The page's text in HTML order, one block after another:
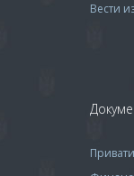
Вести